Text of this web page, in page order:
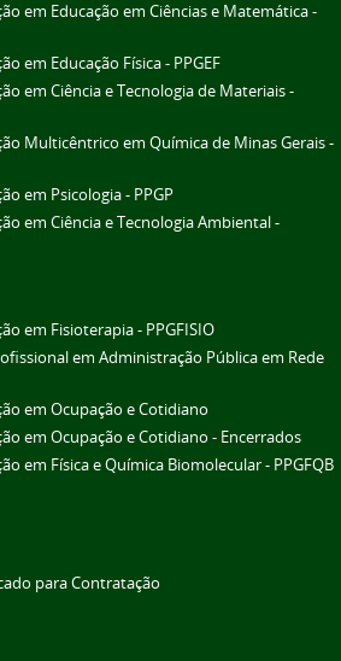
em Educação em Ciências e Matemática -
em Educação Física - PPGEF
em Ciência e Tecnologia de Materiais -
Multicêntrico em Química de Minas Gerais -
em Psicologia - PPGP
em Ciência e Tecnologia Ambiental -
em Fisioterapia - PPGFISIO
em Administração Pública em Rede
em Ocupação e Cotidiano
em Ocupação e Cotidiano - Encerrados
em Física e Química Biomolecular - PPGFQB
para Contratação